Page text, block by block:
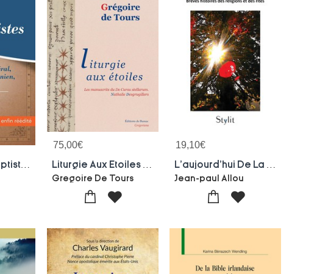
75,00€
Gregoire De Tours
19,10€
Jean-paul Allou